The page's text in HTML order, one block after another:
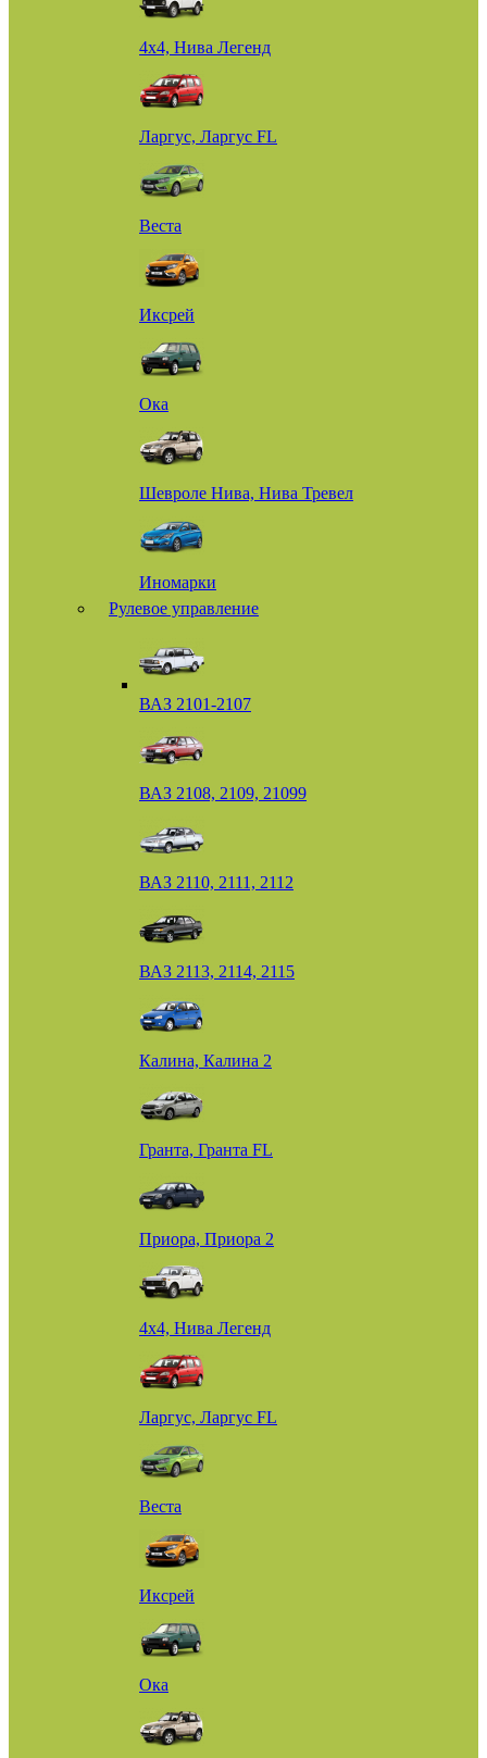
4х4, Нива Легенд
Ларгус, Ларгус FL
Веста
Иксрей
Ока
Шевроле Нива, Нива Тревел
Иномарки
Рулевое управление
ВАЗ 2101-2107
ВАЗ 2108, 2109, 21099
ВАЗ 2110, 2111, 2112
ВАЗ 2113, 2114, 2115
Калина, Калина 2
Гранта, Гранта FL
Приора, Приора 2
4х4, Нива Легенд
Ларгус, Ларгус FL
Веста
Иксрей
Ока